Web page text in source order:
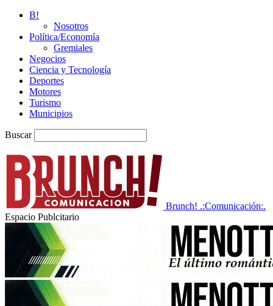
B!
Nosotros
Política/Economía
Gremiales
Negocios
Ciencia y Tecnología
Deportes
Motores
Turismo
Municipios
Buscar
Brunch! .:Comunicación:.
Espacio Publcitario